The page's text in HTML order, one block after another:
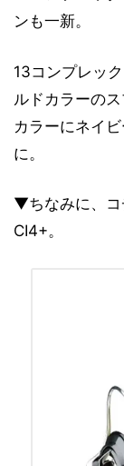
ンも一新。
13コンプレッ
ルドカラーの
カラーにネイ
に。
▼ちなみに、コ
CI4+。